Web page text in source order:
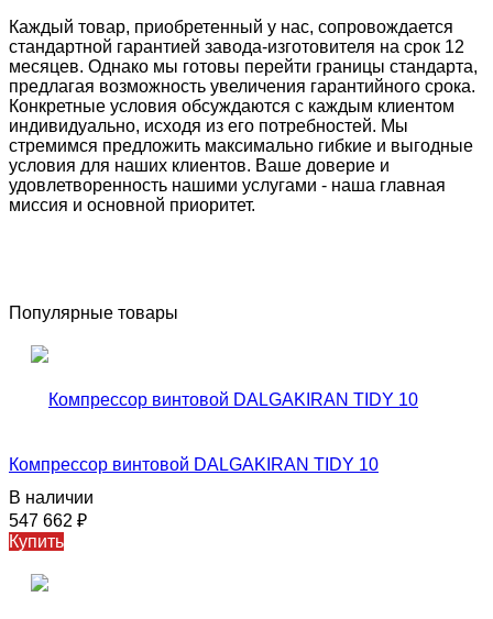
Каждый товар, приобретенный у нас, сопровождается
стандартной гарантией завода-изготовителя на срок 12
месяцев. Однако мы готовы перейти границы стандарта,
предлагая возможность увеличения гарантийного срока.
Конкретные условия обсуждаются с каждым клиентом
индивидуально, исходя из его потребностей. Мы
стремимся предложить максимально гибкие и выгодные
условия для наших клиентов. Ваше доверие и
удовлетворенность нашими услугами - наша главная
миссия и основной приоритет.
Популярные товары
Компрессор винтовой DALGAKIRAN TIDY 10
В наличии
547 662 ₽
Купить